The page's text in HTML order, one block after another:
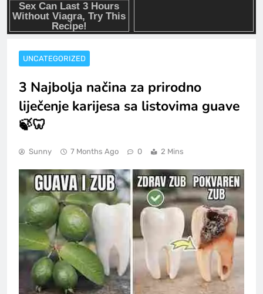
UNCATEGORIZED
3 Najbolja načina za prirodno
liječenje karijesa sa listovima guave
🍃🦷
Sunny 7 Months Ago 0 2 Mins